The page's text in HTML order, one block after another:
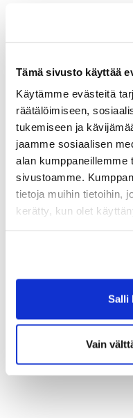
Tämä sivusto käyttää
Käytämme evästeitä
räätälöimiseen,
tukemiseen ja
jaamme sosiaalisen
alan kumppaneillemme
sivustoamme.
tietoja muihin tietoihin,
kerätty, kun olet
Salli
Vain
Jäsennumero:
Haluan tilata
Olen lukenut
henkilötietojeni